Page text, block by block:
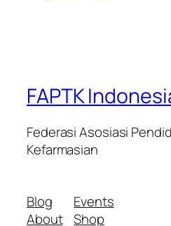
FAPTK
Federasi Asosiasi
Kefarmasian
Blog
About
Events
Shop